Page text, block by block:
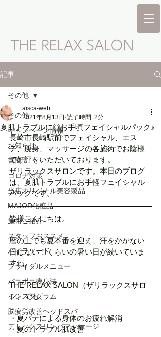
記事
その他
キャンペーン情報
お知らせ
書簡
コロナ対策
当店オリジナル美容製品
MAJOR化粧品
施術ご紹介
スタッフおススメ
パイラソード
ブライダルメニュー
パラボラ痩身法
インスタグラム
脳疲労改善ヘッドスパ
デトックスリンパマッサージ
その他
夏肌トラブルに◎お手頃フェイシャルパック♪
aisca-web
2021年8月13日 読了時間: 2分
長崎市長崎駅前でフェイシャル、エス
テ、痩身、マッサージの各施術でお陰様
で好評をいただいております。
ザリラックスサロンです。本日のブログ
は、夏肌トラブルにお手軽フェイシャル
パックです。
皆様こんにちは。
暦の上でも夏本番を迎え、汗をかかない
日はない！くらいの暑い日が続いていま
すね。
THE RELAX SALON（ザリラックスサロ
ン）でも、
・夏バテによる身体のお疲れ解消
・夏のトラブル肌改善